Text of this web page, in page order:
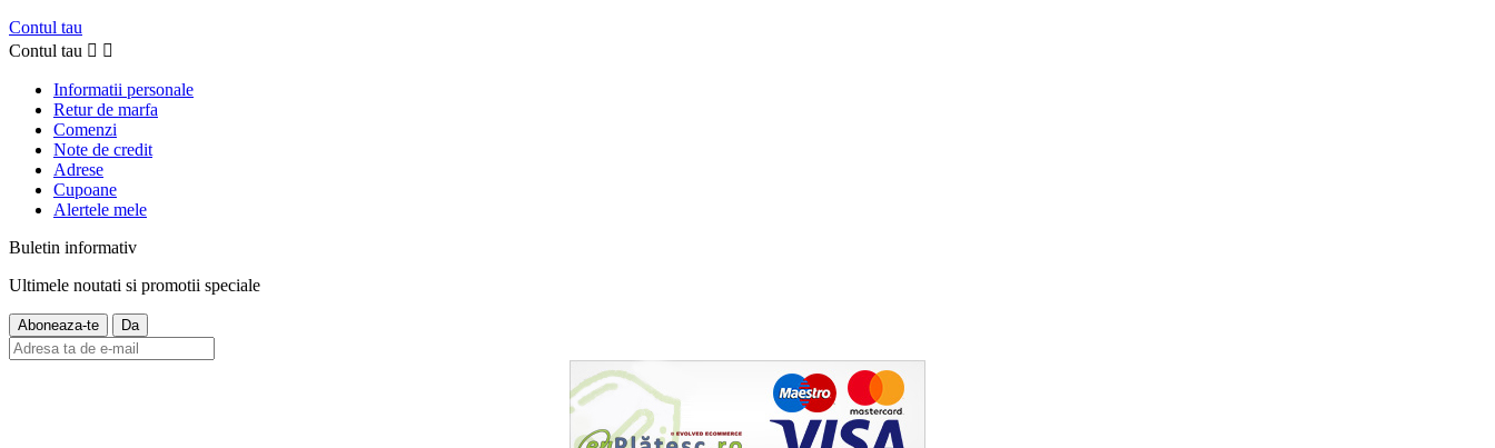
Contul tau
Contul tau  
Informatii personale
Retur de marfa
Comenzi
Note de credit
Adrese
Cupoane
Alertele mele
Buletin informativ
Ultimele noutati si promotii speciale